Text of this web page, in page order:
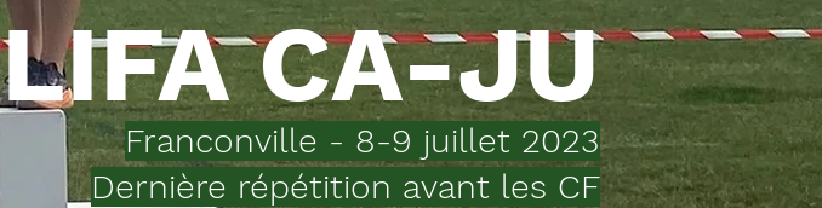
LIFA CA-JU
Franconville - 8-9 juillet 2023
Dernière répétition avant les CF